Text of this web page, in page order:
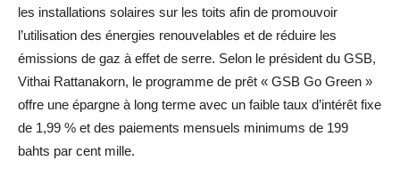
les installations solaires sur les toits afin de promouvoir
l’utilisation des énergies renouvelables et de réduire les
émissions de gaz à effet de serre. Selon le président du GSB,
Vithai Rattanakorn, le programme de prêt « GSB Go Green »
offre une épargne à long terme avec un faible taux d’intérêt fixe
de 1,99 % et des paiements mensuels minimums de 199
bahts par cent mille.